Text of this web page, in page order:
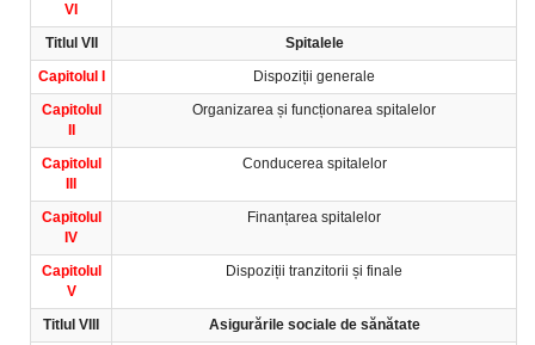
VI
Titlul VII
Spitalele
Capitolul I
Dispoziții generale
Capitolul
Organizarea și funcționarea spitalelor
Capitolul
Conducerea spitalelor
Capitolul
IV
Finanțarea spitalelor
Capitolul
V
Dispoziții tranzitorii și finale
Titlul VIII Asigurările sociale de sănătate